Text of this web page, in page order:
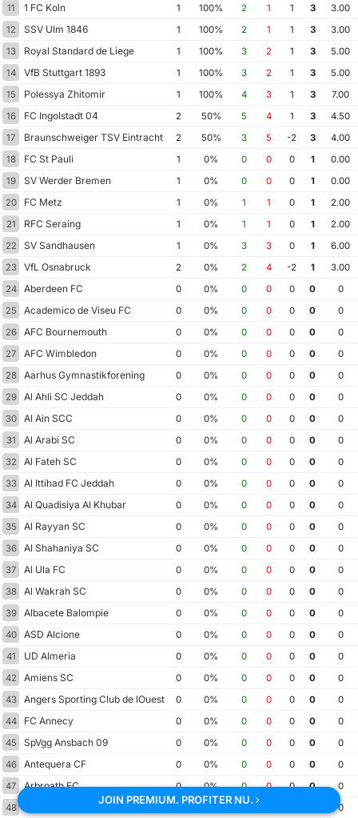
11
1 FC Koln 1 100% 2 1 1 3
3.00
12
SSV Ulm 1846 1 100% 2 1 1 3
3.00
13
Royal Standard de Liege 1 100% 3 2 1 3
5.00
14
VfB Stuttgart 1893 1 100% 3 2 1 3
5.00
15
Polessya Zhitomir 1 100% 4 3 1 3
7.00
16
FC Ingolstadt 04 2 50% 5 4 1 3
4.50
17
Braunschweiger TSV Eintracht 1895
2 50% 3 5 -2 3
4.00
18
FC St Pauli 1 0% 0 0 0 1
0.00
19
SV Werder Bremen 1 0% 0 0 0 1
0.00
20
FC Metz 1 0% 1 1 0 1
2.00
21
RFC Seraing 1 0% 1 1 0 1
2.00
22
SV Sandhausen 1 0% 3 3 0 1
6.00
23
VfL Osnabruck 2 0% 2 4 -2 1
3.00
24
Aberdeen FC 0 0% 0 0 0 0
0
25
Academico de Viseu FC 0 0% 0 0 0 0
0
26
AFC Bournemouth 0 0% 0 0 0 0
0
27
AFC Wimbledon 0 0% 0 0 0 0
0
28
Aarhus Gymnastikforening 0 0% 0 0 0 0
0
29
Al Ahli SC Jeddah 0 0% 0 0 0 0
0
30
Al Ain SCC 0 0% 0 0 0 0
0
31
Al Arabi SC 0 0% 0 0 0 0
0
32
Al Fateh SC 0 0% 0 0 0 0
0
33
Al Ittihad FC Jeddah 0 0% 0 0 0 0
0
34
Al Quadisiya Al Khubar 0 0% 0 0 0 0
0
35
Al Rayyan SC 0 0% 0 0 0 0
0
36
Al Shahaniya SC 0 0% 0 0 0 0
0
37
Al Ula FC 0 0% 0 0 0 0
0
38
Al Wakrah SC 0 0% 0 0 0 0
0
39
Albacete Balompie 0 0% 0 0 0 0
0
40
ASD Alcione 0 0% 0 0 0 0
0
41
UD Almeria 0 0% 0 0 0 0
0
42
Amiens SC 0 0% 0 0 0 0
0
43
Angers Sporting Club de lOuest 0 0% 0 0 0 0
0
44
FC Annecy 0 0% 0 0 0 0
0
45
SpVgg Ansbach 09 0 0% 0 0 0 0
0
46
Antequera CF 0 0% 0 0 0 0
0
47
Arbroath FC 0 0% 0 0 0 0
0
48
Arenas Club de Getxo 0 0% 0 0
JOIN PREMIUM. PROFITER NU.